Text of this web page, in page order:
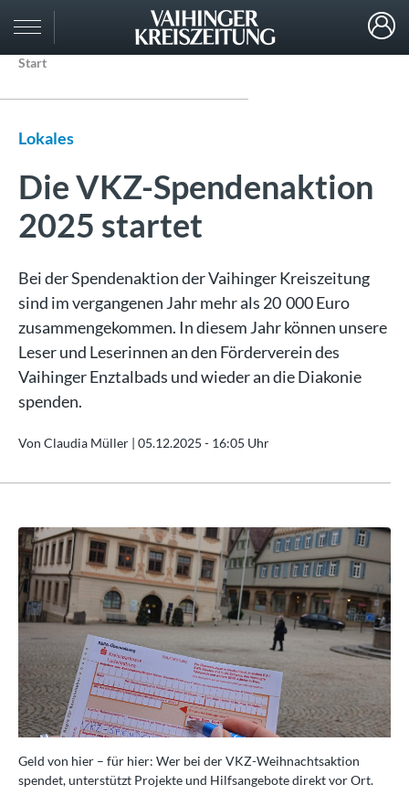
Start
Lokales
Die VKZ-Spendenaktion
2025 startet
Bei der Spendenaktion der Vaihinger Kreiszeitung
sind im vergangenen Jahr mehr als 20 000 Euro
zusammengekommen. In diesem Jahr können unsere
Leser und Leserinnen an den Förderverein des
Vaihinger Enztalbads und wieder an die Diakonie
spenden.
Von Claudia Müller | 05.12.2025 - 16:05 Uhr
Geld von hier – für hier: Wer bei der VKZ-Weihnachtsaktion
spendet, unterstützt Projekte und Hilfsangebote direkt vor Ort.